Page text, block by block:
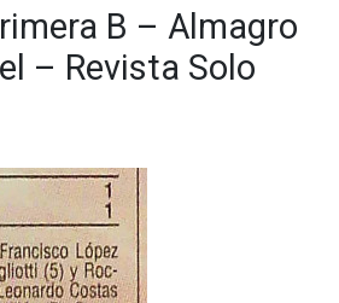
B – Almagro
– Revista Solo